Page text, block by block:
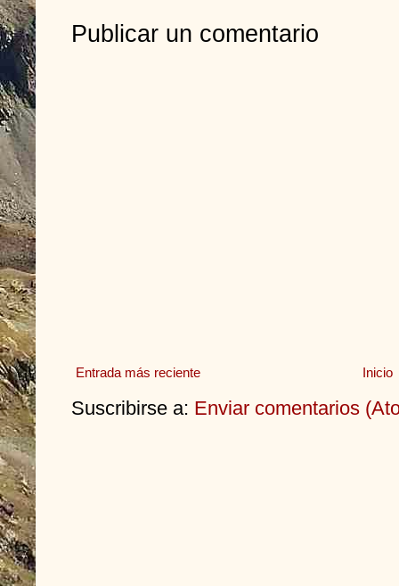
Publicar un comentario
Entrada más reciente Inicio
Suscribirse a: Enviar comentarios